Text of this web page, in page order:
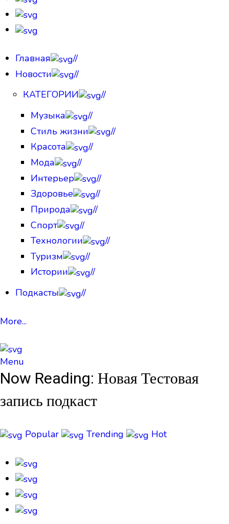
Главная
//
Новости
//
КАТЕГОРИИ
//
Музыка
//
Стиль жизни
//
Красота
//
Мода
//
Интерьер
//
Здоровье
//
Природа
//
Спорт
//
Технологии
//
Туризм
//
Истории
//
Подкасты
//
More...
Menu
Now Reading: Новая Тестовая
запись подкаст
Popular Trending Hot